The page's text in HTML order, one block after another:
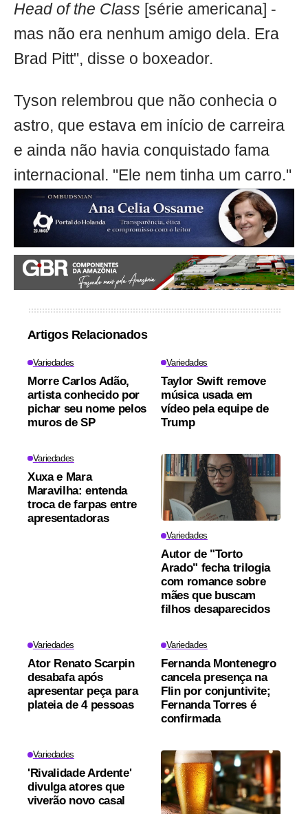
Head of the Class [série americana] -
mas não era nenhum amigo dela. Era
Brad Pitt", disse o boxeador.
Tyson relembrou que não conhecia o
astro, que estava em início de carreira
e ainda não havia conquistado fama
internacional. "Ele nem tinha um carro."
Artigos Relacionados
Variedades
Morre Carlos Adão,
artista conhecido por
pichar seu nome pelos
muros de SP
Variedades
Taylor Swift remove
música usada em
vídeo pela equipe de
Trump
Variedades
Xuxa e Mara
Maravilha: entenda
troca de farpas entre
apresentadoras
Variedades
Autor de "Torto
Arado" fecha trilogia
com romance sobre
mães que buscam
filhos desaparecidos
Variedades
Ator Renato Scarpin
desabafa após
apresentar peça para
plateia de 4 pessoas
Variedades
Fernanda Montenegro
cancela presença na
Flin por conjuntivite;
Fernanda Torres é
confirmada
Variedades
'Rivalidade Ardente'
divulga atores que
viverão novo casal